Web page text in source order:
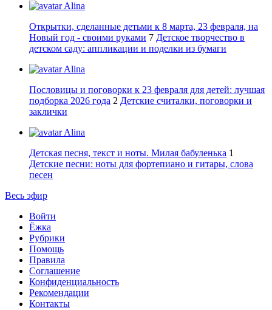
Alina
Открытки, сделанные детьми к 8 марта, 23 февраля, на
Новый год - своими руками 7 Детское творчество в
детском саду: аппликации и поделки из бумаги
Alina
Пословицы и поговорки к 23 февраля для детей: лучшая
подборка 2026 года 2 Детские считалки, поговорки и
заклички
Alina
Детская песня, текст и ноты. Милая бабуленька 1
Детские песни: ноты для фортепиано и гитары, слова
песен
Весь эфир
Войти
Ёжка
Рубрики
Помощь
Правила
Соглашение
Конфиденциальность
Рекомендации
Контакты